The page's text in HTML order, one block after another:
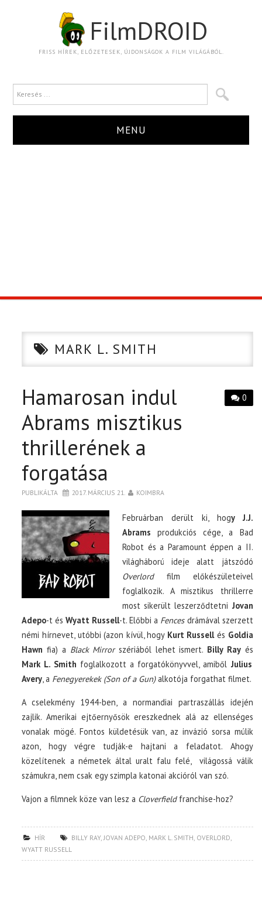
FilmDROID
FRISS HÍREK, ELŐZETESEK, ÚJDONSÁGOK A FILM VILÁGÁBÓL.
MENU
CIKK MARK L. SMITH
0
Hamarosan indul
Abrams misztikus
thrillerének a
forgatása
PUBLIKÁLTA 2017. MÁRCIUS 21. KOIMBRA
Februárban derült ki, hogy J.J.
Abrams produkciós cége, a Bad
Robot és a Paramount éppen a II.
világháború ideje alatt játszódó
Overlordfilm előkészületeivel
foglalkozik. A misztikus thrillerre
most sikerült leszerződtetni Jovan
Adepo-t ésWyatt Russell-t. Előbbi a Fencesdrámával szerzett
némi hírnevet, utóbbi (azon kívül, hogy Kurt Russellés Goldia
Hawn fia) a Black Mirrorszériából lehet ismert. Billy Rayés
Mark L. Smith foglalkozott a forgatókönyvvel, amiből Julius
Avery, a Fenegyerekek (Son of a Gun)alkotója forgathat filmet.
A cselekmény 1944-ben, a normandiai partraszállás idején
zajlik. Amerikai ejtőernyősök ereszkednek alá az ellenséges
vonalak mögé. Fontos küldetésük van, az invázió sorsa múlik
azon, hogy végre tudják-e hajtani a feladatot. Ahogy
közelítenek a németek által uralt falu felé, világossá válik
számukra, nem csak egy szimpla katonai akcióról van szó.
Vajon a filmnek köze van lesz a Cloverfieldfranchise-hoz?
HÍR BILLY RAY,JOVAN ADEPO, MARK L. SMITH, OVERLORD,
WYATT RUSSELL